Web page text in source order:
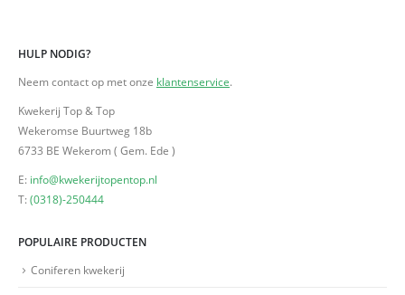
HULP NODIG?
Neem contact op met onze klantenservice.
Kwekerij Top & Top
Wekeromse Buurtweg 18b
6733 BE Wekerom ( Gem. Ede )
E: info@kwekerijtopentop.nl
T:(0318)-250444
POPULAIRE PRODUCTEN
Coniferen kwekerij